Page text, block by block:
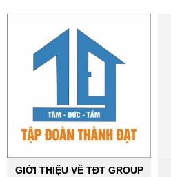
GIỚI THIỆU VỀ TĐT GROUP